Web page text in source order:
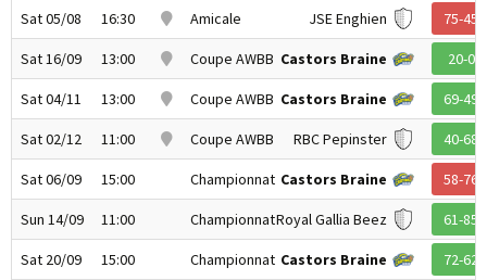
Sat 05/08 16:30 Amicale JSE Enghien 75-45
Sat 16/09 13:00 Coupe AWBB Castors Braine 20-0
Sat 04/11 13:00 Coupe AWBB Castors Braine 69-49
Sat 02/12 11:00 Coupe AWBB RBC Pepinster 40-68
Sat 06/09 15:00 Championnat Castors Braine 58-76
Sun 14/09 11:00 ChampionnatRoyal Gallia Beez 61-85
Sat 20/09 15:00 Championnat Castors Braine 72-62